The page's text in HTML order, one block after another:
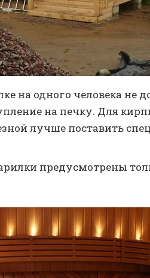
на одного человека не
на печку. Для
лучше поставить
предусмотрены